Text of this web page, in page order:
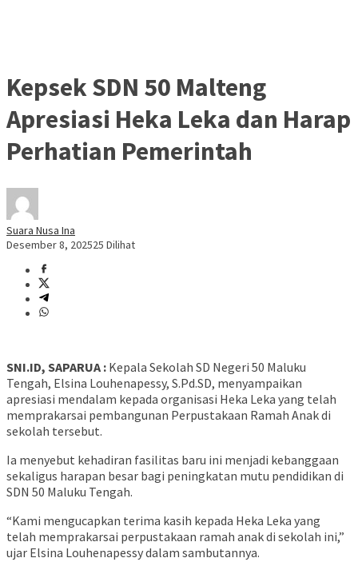
Kepsek SDN 50 Malteng
Apresiasi Heka Leka dan Harap
Perhatian Pemerintah
Suara Nusa Ina
Desember 8, 202525 Dilihat
SNI.ID, SAPARUA : Kepala Sekolah SD Negeri 50 Maluku
Tengah, Elsina Louhenapessy, S.Pd.SD, menyampaikan
apresiasi mendalam kepada organisasi Heka Leka yang telah
memprakarsai pembangunan Perpustakaan Ramah Anak di
sekolah tersebut.
Ia menyebut kehadiran fasilitas baru ini menjadi kebanggaan
sekaligus harapan besar bagi peningkatan mutu pendidikan di
SDN 50 Maluku Tengah.
“Kami mengucapkan terima kasih kepada Heka Leka yang
telah memprakarsai perpustakaan ramah anak di sekolah ini,”
ujar Elsina Louhenapessy dalam sambutannya.